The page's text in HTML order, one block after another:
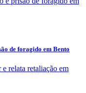
de foragido em Bento